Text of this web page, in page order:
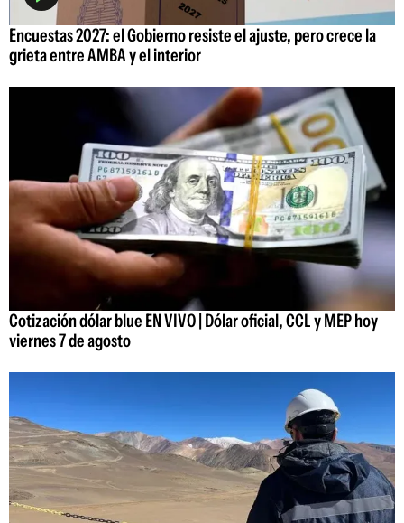
Encuestas 2027: el Gobierno resiste el ajuste, pero crece la
grieta entre AMBA y el interior
Cotización dólar blue EN VIVO | Dólar oficial, CCL y MEP hoy
viernes 7 de agosto